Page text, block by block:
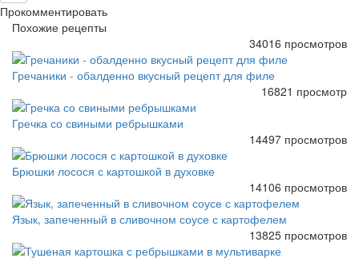
Прокомментировать
Похожие рецепты
34016 просмотров
Гречаники - обалденно вкусный рецепт для филе
16821 просмотр
Гречка со свиными ребрышками
14497 просмотров
Брюшки лосося с картошкой в духовке
14106 просмотров
Язык, запеченный в сливочном соусе с картофелем
13825 просмотров